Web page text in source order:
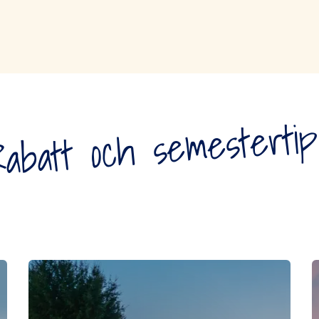
och